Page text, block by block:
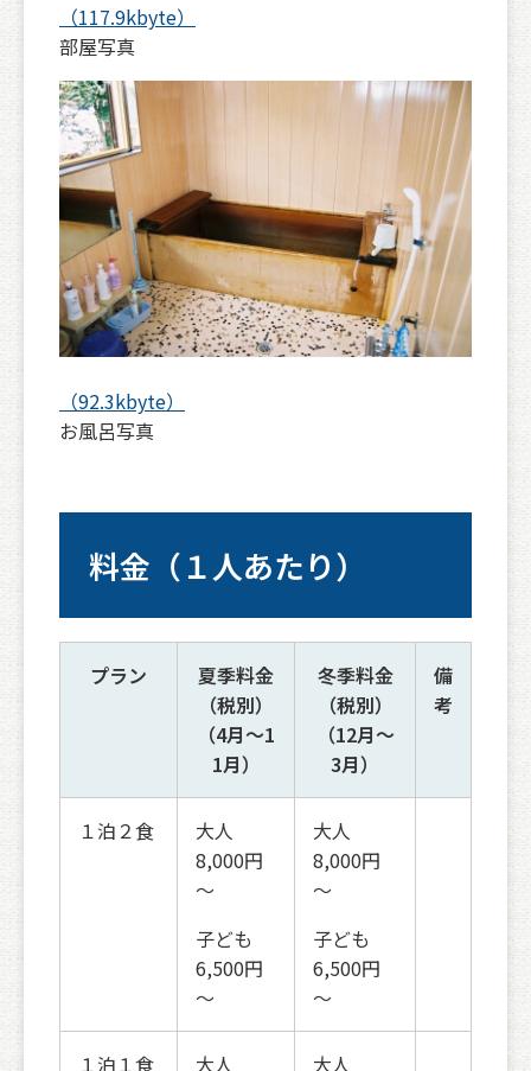
（117.9kbyte）
部屋写真
（92.3kbyte）
お風呂写真
料金（１人あたり）
プラン
夏季料金
（税別）
（4月～1
1月）
冬季料金
（税別）
（12月～
3月）
備
考
１泊２食
大人
8,000円
～
子ども
6,500円
～
大人
8,000円
～
子ども
6,500円
～
１泊１食 大人 大人